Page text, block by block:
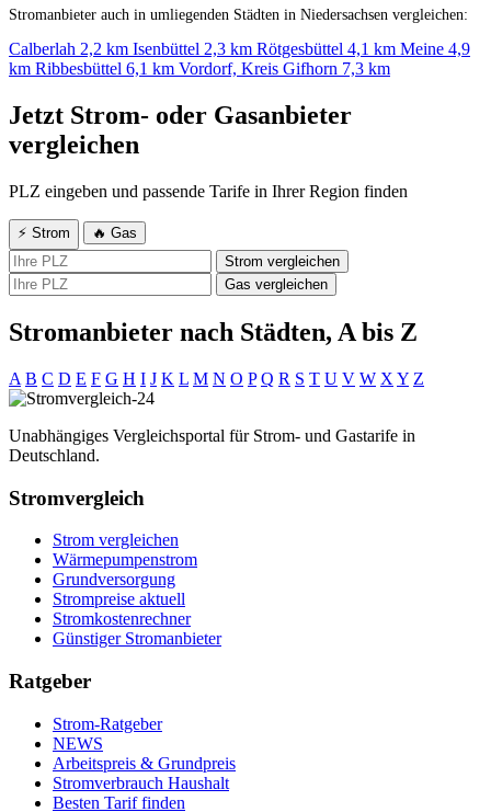
Stromanbieter auch in umliegenden Städten in Niedersachsen vergleichen:
Calberlah 2,2 km Isenbüttel 2,3 km Rötgesbüttel 4,1 km Meine 4,9
km Ribbesbüttel 6,1 km Vordorf, Kreis Gifhorn 7,3 km
Jetzt Strom- oder Gasanbieter
vergleichen
PLZ eingeben und passende Tarife in Ihrer Region finden
⚡ Strom
🔥 Gas
Strom vergleichen
Gas vergleichen
Stromanbieter nach Städten, A bis Z
A B C D E F G H I J K L M N O P Q R S T U V W X Y Z
Unabhängiges Vergleichsportal für Strom- und Gastarife in
Deutschland.
Stromvergleich
Strom vergleichen
Wärmepumpenstrom
Grundversorgung
Strompreise aktuell
Stromkostenrechner
Günstiger Stromanbieter
Ratgeber
Strom-Ratgeber
NEWS
Arbeitspreis & Grundpreis
Stromverbrauch Haushalt
Besten Tarif finden